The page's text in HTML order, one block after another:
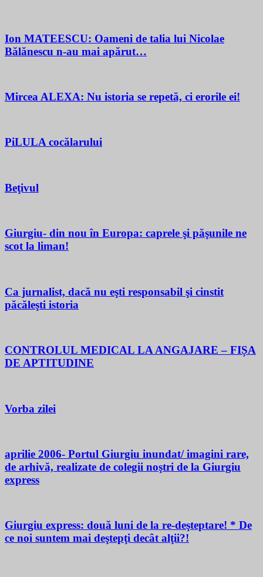
Ion MATEESCU: Oameni de talia lui Nicolae
Bălănescu n-au mai apărut…
Mircea ALEXA: Nu istoria se repetă, ci erorile ei!
PiLULA cocălarului
Beţivul
Giurgiu- din nou în Europa: caprele şi păşunile ne
scot la liman!
Ca jurnalist, dacă nu eşti responsabil şi cinstit
păcăleşti istoria
CONTROLUL MEDICAL LA ANGAJARE – FIȘA
DE APTITUDINE
Vorba zilei
aprilie 2006- Portul Giurgiu inundat/ imagini rare,
de arhivă, realizate de colegii noştri de la Giurgiu
express
Giurgiu express: două luni de la re-deşteptare! * De
ce noi suntem mai deştepţi decât alţii?!